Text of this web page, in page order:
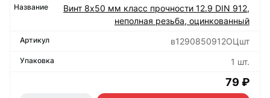
Винт 8х50 мм класс прочности 12.9 DIN 912,
неполная резьба, оцинкованный
в1290850912ОЦшт
1 шт.
79 ₽